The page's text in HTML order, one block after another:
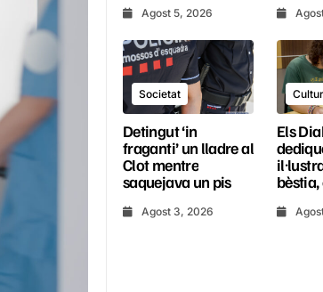
Agost 5, 2026
Societat
Detingut ‘in
fraganti’ un lladre al
Clot mentre
saquejava un pis
Agost 3, 2026
Els
bèstia,